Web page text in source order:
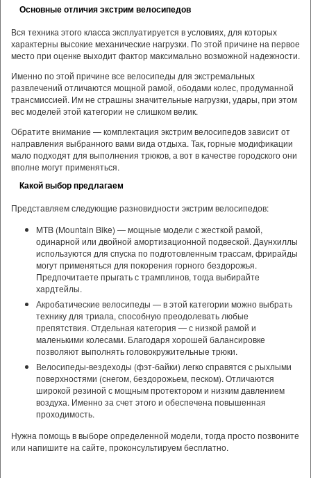
Основные отличия экстрим велосипедов
Вся техника этого класса эксплуатируется в условиях, для которых
характерны высокие механические нагрузки. По этой причине на первое
место при оценке выходит фактор максимально возможной надежности.
Именно по этой причине все велосипеды для экстремальных
развлечений отличаются мощной рамой, ободами колес, продуманной
трансмиссией. Им не страшны значительные нагрузки, удары, при этом
вес моделей этой категории не слишком велик.
Обратите внимание — комплектация экстрим велосипедов зависит от
направления выбранного вами вида отдыха. Так, горные модификации
мало подходят для выполнения трюков, а вот в качестве городского они
вполне могут применяться.
Какой выбор предлагаем
Представляем следующие разновидности экстрим велосипедов:
MTB (Mountain Bike) — мощные модели с жесткой рамой,
одинарной или двойной амортизационной подвеской. Даунхиллы
используются для спуска по подготовленным трассам, фрирайды
могут применяться для покорения горного бездорожья.
Предпочитаете прыгать с трамплинов, тогда выбирайте
хардтейлы.
Акробатические велосипеды — в этой категории можно выбрать
технику для триала, способную преодолевать любые
препятствия. Отдельная категория — с низкой рамой и
маленькими колесами. Благодаря хорошей балансировке
позволяют выполнять головокружительные трюки.
Велосипеды-вездеходы (фэт-байки) легко справятся с рыхлыми
поверхностями (снегом, бездорожьем, песком). Отличаются
широкой резиной с мощным протектором и низким давлением
воздуха. Именно за счет этого и обеспечена повышенная
проходимость.
Нужна помощь в выборе определенной модели, тогда просто позвоните
или напишите на сайте, проконсультируем бесплатно.